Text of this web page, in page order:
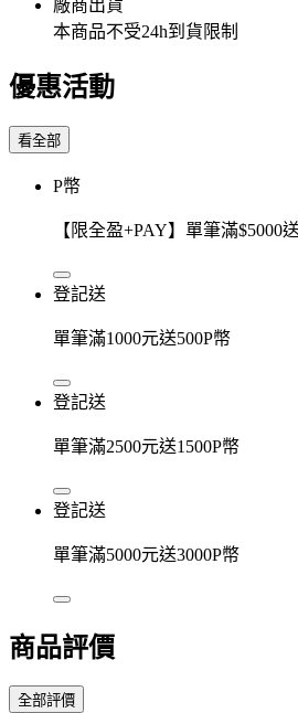
廠商出貨
本商品不受24h到貨限制
優惠活動
看全部
P幣
【限全盈+PAY】單筆滿$5000
登記送
單筆滿1000元送500P幣
登記送
單筆滿2500元送1500P幣
登記送
單筆滿5000元送3000P幣
商品評價
全部評價